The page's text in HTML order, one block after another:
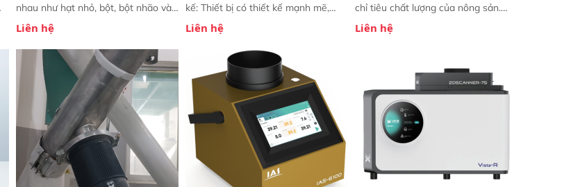
nhau như hạt nhỏ, bột, bột nhão và
chất lỏng. Thiết bị này cho phép bất
kỳ ai cũng có thể thực hiện phân tích
đa thành phần chỉ với một nút bấm
đơn giản, mọi lúc, mọi nơi. Chuyên
dùng : phân tích mẫu nguyên liệu
thức ăn chăn nuôi, nguyên liệu thực
phẩm, nông sản,..
Liên hệ
kế: Thiết bị có thiết kế mạnh mẽ,
mô-đun hóa, hỗ trợ tản nhiệt tăng
cường và đã qua kiểm tra áp suất
nghiêm ngặt.  Cam kết: Mang lại
khả năng theo dõi thông số theo
thời gian thực và trực quan hóa dữ
liệu để tăng chỉ số ROI cho doanh
nghiệp.
Liên hệ
chỉ tiêu chất lượng của nông sản.
Phạm vi sử dụng: Thiết bị linh hoạt
cho nhiều kịch bản khác nhau như
xuất hoặc trực tiếp ngoài đồng
Liên hệ